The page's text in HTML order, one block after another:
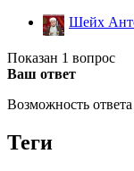
Шейх
Показан 1 вопрос
Ваш ответ
Возможность
Теги